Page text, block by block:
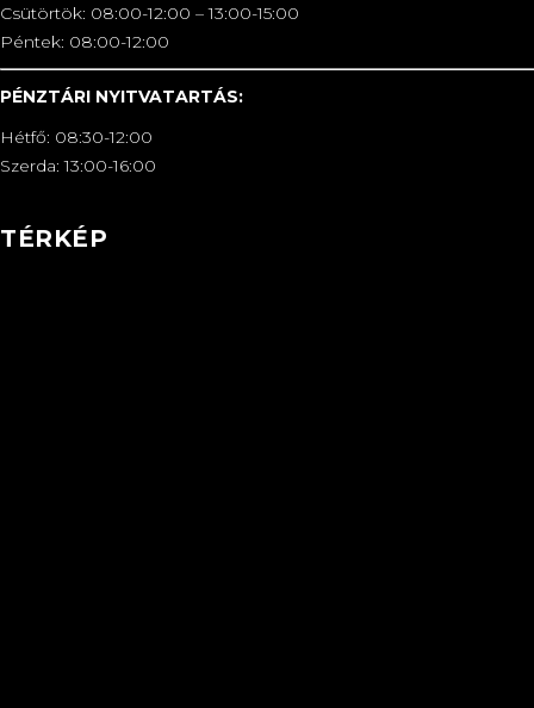
Csütörtök: 08:00-12:00 – 13:00-15:00
Péntek: 08:00-12:00
PÉNZTÁRI NYITVATARTÁS:
Hétfő: 08:30-12:00
Szerda: 13:00-16:00
TÉRKÉP